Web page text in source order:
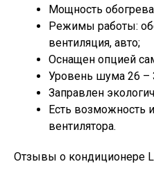
Мощность обогрева
Режимы работы:
вентиляция, авто;
Оснащен опцией
Уровень шума 26 –
Заправлен
Есть возможность
вентилятора.
Отзывы о кондиционере